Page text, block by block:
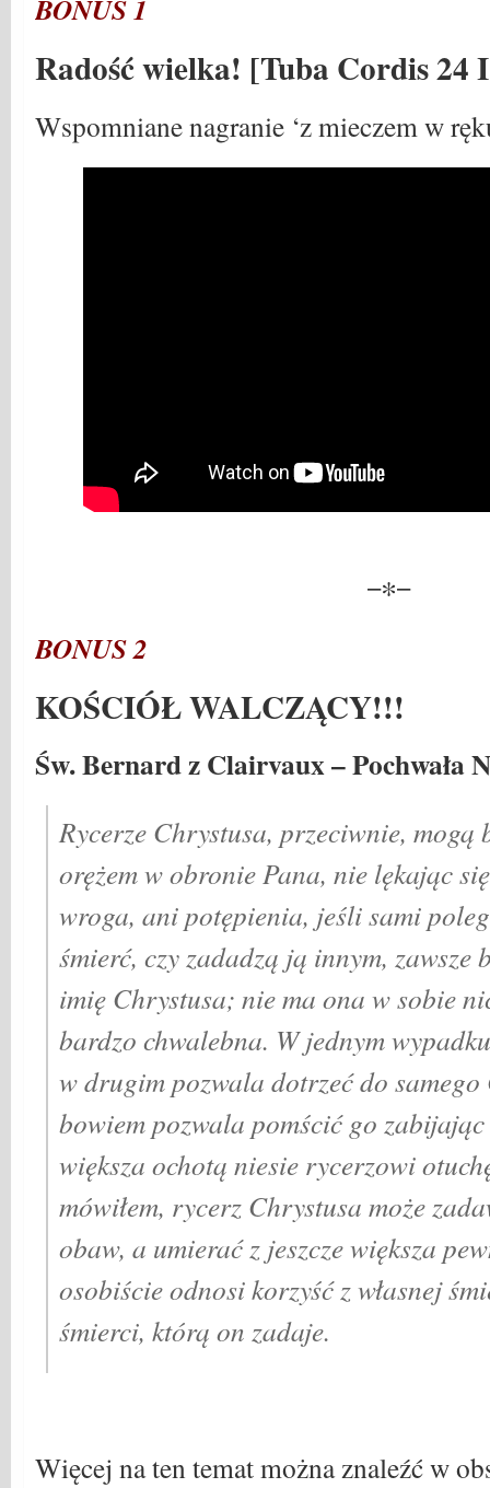
BONUS 1
Radość wielka! [Tuba Cordis 24
Wspomniane nagranie ‘z mieczem w
−∗−
BONUS 2
KOŚCIÓŁ WALCZĄCY!!!
Św. Bernard z Clairvaux – Pochwała
Rycerze Chrystusa, przeciwnie, mogą
orężem w obronie Pana, nie lękając
wroga, ani potępienia, jeśli sami
śmierć, czy zadadzą ją innym, zawsze
imię Chrystusa; nie ma ona w sobie
bardzo chwalebna. W jednym
w drugim pozwala dotrzeć do samego
bowiem pozwala pomścić go
większa ochotą niesie rycerzowi
mówiłem, rycerz Chrystusa może
obaw, a umierać z jeszcze większa
osobiście odnosi korzyść z własnej
śmierci, którą on zadaje.
Więcej na ten temat można znaleźć w